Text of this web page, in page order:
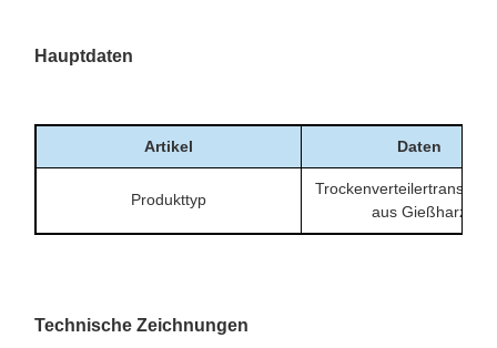
Hauptdaten
Artikel Daten
Produkttyp
aus Gießharz
Primärspannung
Technische Zeichnungen